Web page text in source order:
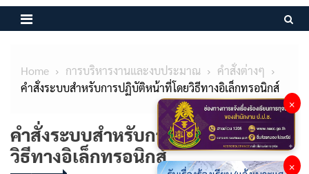
Home การบริหารงานและงบประมาณ
คำสั่งต่างๆ
คำสั่งระบบสำหรับการปฏิบัติหน้าที่โดยวิธีทางอิเล็กทรอนิกส์
คำสั่งระบบสำหรับการปฏิบัติหน้าที่โดย
วิธีทางอิเล็กทรอนิกส์
×
×